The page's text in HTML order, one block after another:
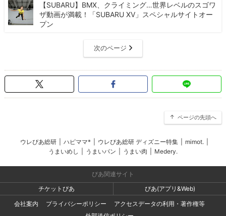
【SUBARU】BMX、クライミング…世界レベルのスゴワ
ザ動画が満載！「SUBARU XV」スペシャルサイトオー
プン
次のページ
ページの先頭へ
ウレぴあ総研 ハピママ* ウレぴあ総研 ディズニー特集 mimot.
うまいめし
うまいパン うまい肉 Medery.
ぴあ関連サイト
チケットぴあ
ぴあ(アプリ&Web)
会社案内
プライバシーポリシー
アクセスデータの利用・著作権等